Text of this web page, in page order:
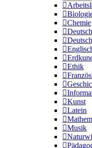


Chemie
Deutsch



Ethik



Kunst
Latein

Musik

